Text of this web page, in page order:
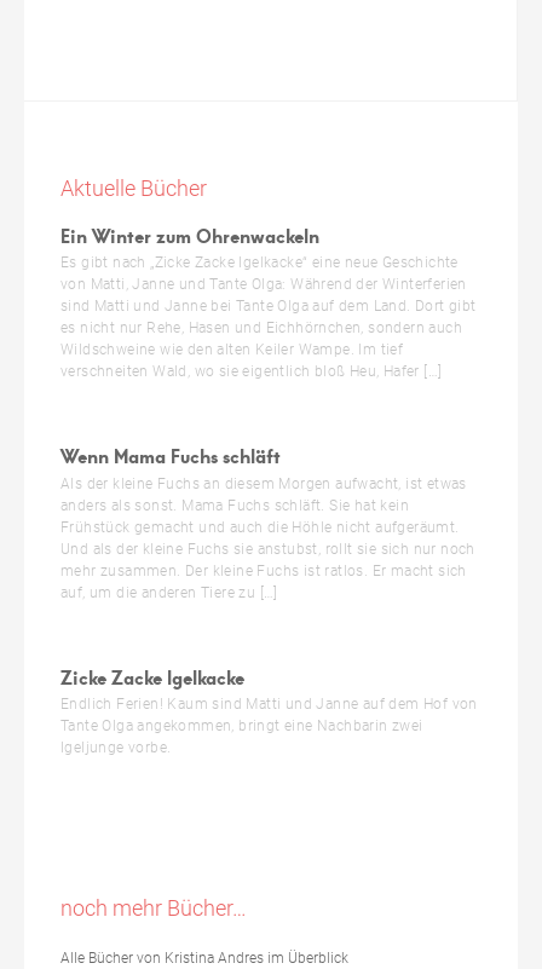
Aktuelle Bücher
Ein Winter zum Ohrenwackeln
Es gibt nach „Zicke Zacke Igelkacke“ eine neue Geschichte
von Matti, Janne und Tante Olga: Während der Winterferien
sind Matti und Janne bei Tante Olga auf dem Land. Dort gibt
es nicht nur Rehe, Hasen und Eichhörnchen, sondern auch
Wildschweine wie den alten Keiler Wampe. Im tief
verschneiten Wald, wo sie eigentlich bloß Heu, Hafer […]
Wenn Mama Fuchs schläft
Als der kleine Fuchs an diesem Morgen aufwacht, ist etwas
anders als sonst. Mama Fuchs schläft. Sie hat kein
Frühstück gemacht und auch die Höhle nicht aufgeräumt.
Und als der kleine Fuchs sie anstubst, rollt sie sich nur noch
mehr zusammen. Der kleine Fuchs ist ratlos. Er macht sich
auf, um die anderen Tiere zu […]
Zicke Zacke Igelkacke
Endlich Ferien! Kaum sind Matti und Janne auf dem Hof von
Tante Olga angekommen, bringt eine Nachbarin zwei
Igeljunge vorbe.
noch mehr Bücher…
Alle Bücher von Kristina Andres im Überblick